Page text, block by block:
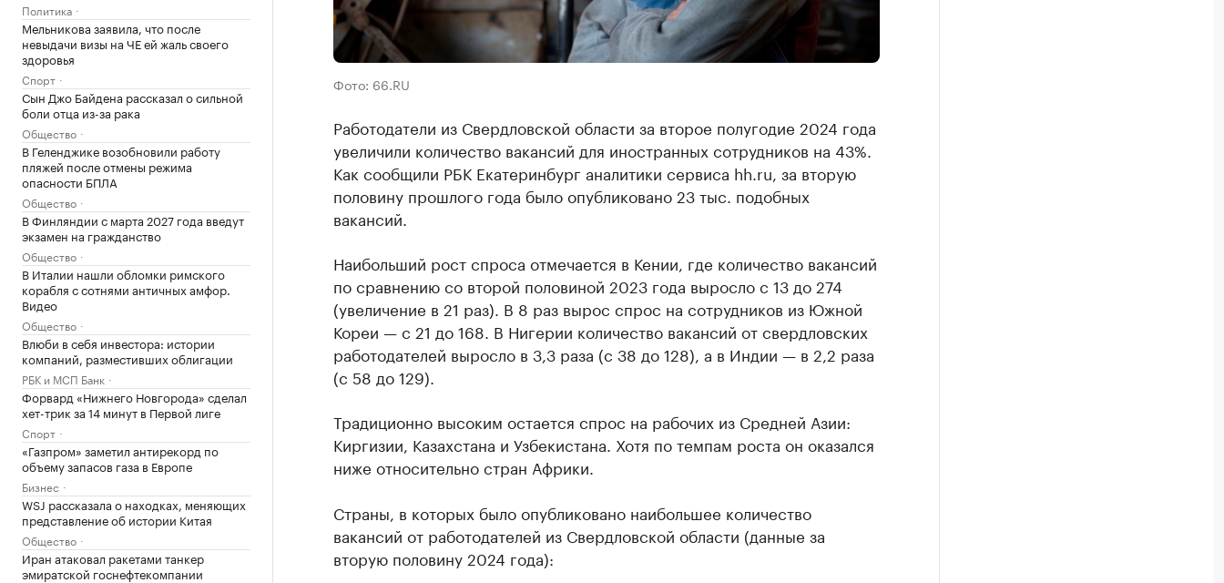
Политика
Мельникова заявила, что после
невыдачи визы на ЧЕ ей жаль своего
здоровья
Спорт
Сын Джо Байдена рассказал о сильной
боли отца из-за рака
Общество
В Геленджике возобновили работу
пляжей после отмены режима
опасности БПЛА
Общество
В Финляндии с марта 2027 года введут
экзамен на гражданство
Общество
В Италии нашли обломки римского
корабля с сотнями античных амфор.
Видео
Общество
Влюби в себя инвестора: истории
компаний, разместивших облигации
РБК и МСП Банк
Форвард «Нижнего Новгорода» сделал
хет-трик за 14 минут в Первой лиге
Спорт
«Газпром» заметил антирекорд по
объему запасов газа в Европе
Бизнес
WSJ рассказала о находках, меняющих
представление об истории Китая
Общество
Иран атаковал ракетами танкер
эмиратской госнефтекомпании
Фото: 66.RU
Работодатели из Свердловской области за второе полугодие 2024 года
увеличили количество вакансий для иностранных сотрудников на 43%.
Как сообщили РБК Екатеринбург аналитики сервиса hh.ru, за вторую
половину прошлого года было опубликовано 23 тыс. подобных
вакансий.
Наибольший рост спроса отмечается в Кении, где количество вакансий
по сравнению со второй половиной 2023 года выросло с 13 до 274
(увеличение в 21 раз). В 8 раз вырос спрос на сотрудников из Южной
Кореи — с 21 до 168. В Нигерии количество вакансий от свердловских
работодателей выросло в 3,3 раза (с 38 до 128), а в Индии — в 2,2 раза
(с 58 до 129).
Традиционно высоким остается спрос на рабочих из Средней Азии:
Киргизии, Казахстана и Узбекистана. Хотя по темпам роста он оказался
ниже относительно стран Африки.
Страны, в которых было опубликовано наибольшее количество
вакансий от работодателей из Свердловской области (данные за
вторую половину 2024 года):